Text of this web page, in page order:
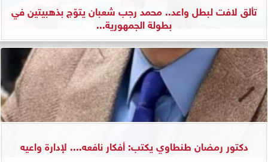
تألق لافت لبطل واعد.. محمد رجب شعبان يتوّج بذهبيتين في
بطولة الجمهورية...
دكتور رمضان طنطاوي يكتب: أفكار نافعه.... لإدارة واعيه